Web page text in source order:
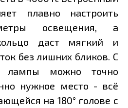
плавно настроить
освещения, а
даст мягкий и
без лишних бликов. С
лампы можно точно
нужное место - всё
на 180° голове с